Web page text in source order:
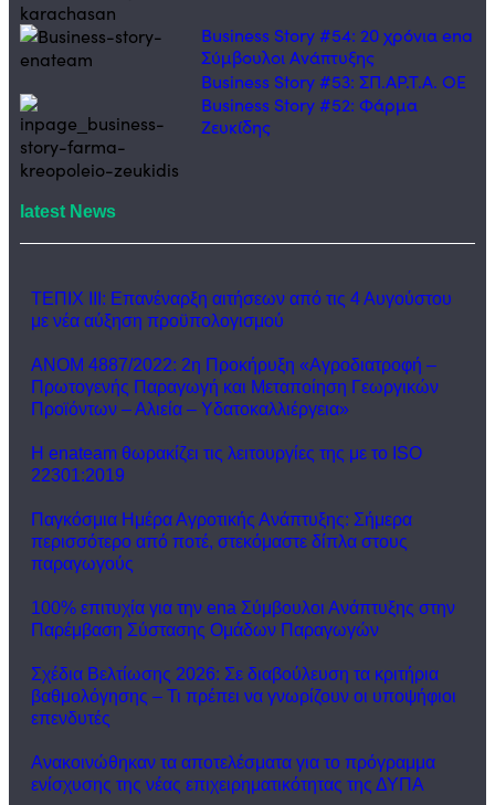
Business Story #54: 20 χρόνια ena
Σύμβουλοι Ανάπτυξης
Business Story #53: ΣΠ.ΑΡ.Τ.Α. ΟΕ
Business Story #52: Φάρμα
Ζευκίδης
latest News
ΤΕΠΙΧ ΙΙΙ: Επανέναρξη αιτήσεων από τις 4 Αυγούστου
με νέα αύξηση προϋπολογισμού
ΑΝΟΜ 4887/2022: 2η Προκήρυξη «Αγροδιατροφή –
Πρωτογενής Παραγωγή και Μεταποίηση Γεωργικών
Προϊόντων – Αλιεία – Υδατοκαλλιέργεια»
Η enateam θωρακίζει τις λειτουργίες της με το ISO
22301:2019
Παγκόσμια Ημέρα Αγροτικής Ανάπτυξης: Σήμερα
περισσότερο από ποτέ, στεκόμαστε δίπλα στους
παραγωγούς
100% επιτυχία για την ena Σύμβουλοι Ανάπτυξης στην
Παρέμβαση Σύστασης Ομάδων Παραγωγών
Σχέδια Βελτίωσης 2026: Σε διαβούλευση τα κριτήρια
βαθμολόγησης – Τι πρέπει να γνωρίζουν οι υποψήφιοι
επενδυτές
Ανακοινώθηκαν τα αποτελέσματα για το πρόγραμμα
ενίσχυσης της νέας επιχειρηματικότητας της ΔΥΠΑ